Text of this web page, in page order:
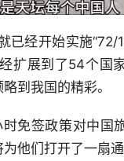
已经开始实施
扩展到了54个国
到我国的精彩。
免签政策对中国
他们打开了一扇通